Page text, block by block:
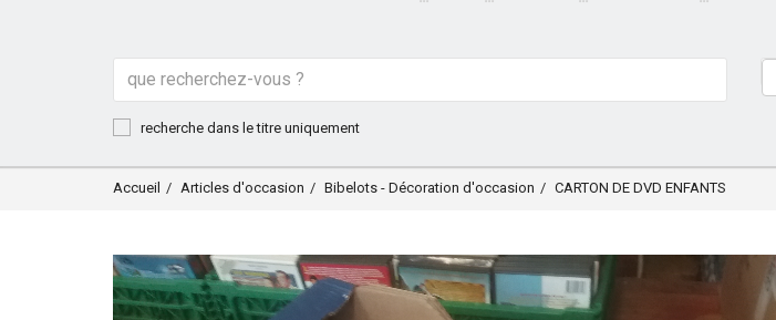
recherche dans le titre uniquement
Accueil Articles d'occasion Bibelots - Décoration d'occasion CARTON DE DVD ENFANTS